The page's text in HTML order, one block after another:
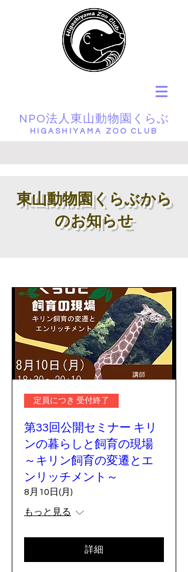
NPO法人東山動物園くらぶ
HIGASHIYAMA ZOO CLUB
東山動物園くらぶから
のお知らせ
定員につき 受付終了
第33回公開セミナー キリ
ンの暮らしと飼育の現場
～キリン飼育の変遷とエ
ンリッチメント～
8月10日(月)
もっと見る
詳細